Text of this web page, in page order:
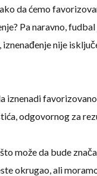
da ćemo
Pa naravno,
nije
iznenadi
odgovornog za
može da bude
okrugao, ali